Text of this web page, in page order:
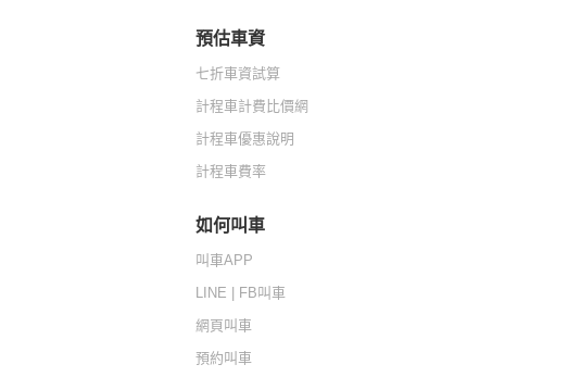
預估車資
七折車資試算
計程車計費比價網
計程車優惠說明
計程車費率
如何叫車
叫車APP
LINE | FB叫車
網頁叫車
預約叫車